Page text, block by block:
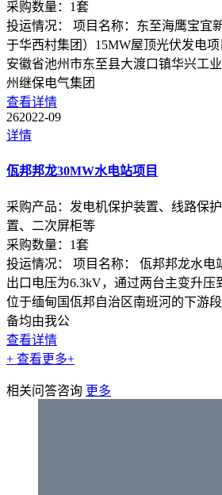
采购数量： 1套
投运情况：
项目名称：东至海鹰宝宜
于华西村集团）15MW屋顶光伏发电
安徽省池州市东至县大渡口镇华兴工
州继保电气集团
查看详情
262022-09
详情
佤邦邦龙30MW水电站项目
采购产品： 发电机保护装置、线路保
置、二次屏柜等
采购数量： 1套
投运情况：
项目名称： 佤邦邦龙水电
出口电压为6.3kV，通过两台主变升压
位于缅甸国佤邦自治区南班河的下游
备均由我公
查看详情
+ 查看更多+
相关问答咨询 更多